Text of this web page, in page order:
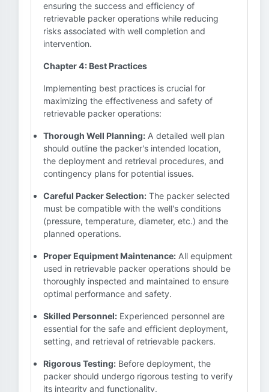
ensuring the success and efficiency of
retrievable packer operations while reducing
risks associated with well completion and
intervention.
Chapter 4: Best Practices
Implementing best practices is crucial for
maximizing the effectiveness and safety of
retrievable packer operations:
Thorough Well Planning: A detailed well plan
should outline the packer's intended location,
the deployment and retrieval procedures, and
contingency plans for potential issues.
Careful Packer Selection: The packer selected
must be compatible with the well's conditions
(pressure, temperature, diameter, etc.) and the
planned operations.
Proper Equipment Maintenance: All equipment
used in retrievable packer operations should be
thoroughly inspected and maintained to ensure
optimal performance and safety.
Skilled Personnel: Experienced personnel are
essential for the safe and efficient deployment,
setting, and retrieval of retrievable packers.
Rigorous Testing: Before deployment, the
packer should undergo rigorous testing to verify
its integrity and functionality.